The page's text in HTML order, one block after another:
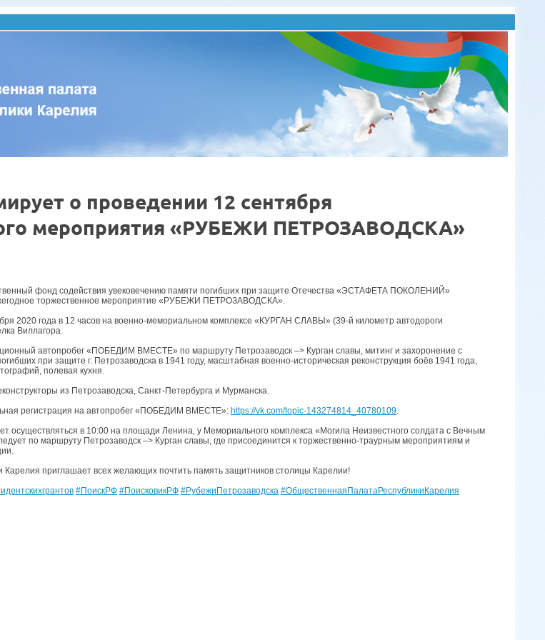
о проведении 12 сентября
мероприятия «РУБЕЖИ ПЕТРОЗАВОДСКА»
фонд содействия увековечению памяти погибших при защите Отечества «ЭСТАФЕТА ПОКОЛЕНИЙ»
торжественное мероприятие «РУБЕЖИ ПЕТРОЗАВОДСКА».
2020 года в 12 часов на военно-мемориальном комплексе «КУРГАН СЛАВЫ» (39-й километр автодороги
Виллагора.
автопробег «ПОБЕДИМ ВМЕСТЕ» по маршруту Петрозаводск –> Курган славы, митинг и захоронение с
при защите г. Петрозаводска в 1941 году, масштабная военно-историческая реконструкция боёв 1941 года,
полевая кухня.
из Петрозаводска, Санкт-Петербурга и Мурманска.
регистрация на автопробег «ПОБЕДИМ ВМЕСТЕ»: https://vk.com/topic-143274814_40780109.
осуществляться в 10:00 на площади Ленина, у Мемориального комплекса «Могила Неизвестного солдата с Вечным
по маршруту Петрозаводск –> Курган славы, где присоединится к торжественно-траурным мероприятиям и
Карелия приглашает всех желающих почтить память защитников столицы Карелии!
#ПоискРФ #ПоисковикРФ #РубежиПетрозаводска #ОбщественнаяПалатаРеспубликиКарелия